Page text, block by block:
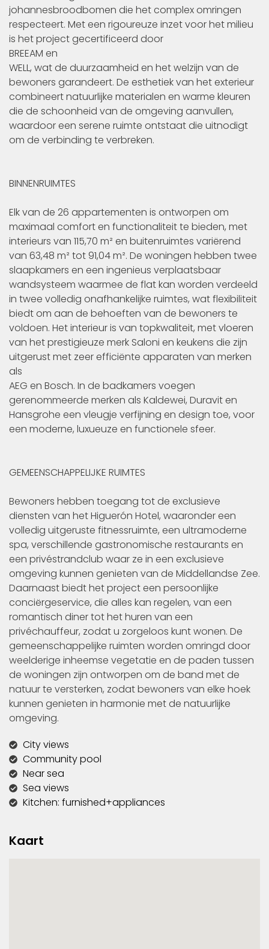
johannesbroodbomen die het complex omringen
respecteert. Met een rigoureuze inzet voor het milieu
is het project gecertificeerd door
BREEAM en
WELL, wat de duurzaamheid en het welzijn van de
bewoners garandeert. De esthetiek van het exterieur
combineert natuurlijke materialen en warme kleuren
die de schoonheid van de omgeving aanvullen,
waardoor een serene ruimte ontstaat die uitnodigt
om de verbinding te verbreken.
BINNENRUIMTES
Elk van de 26 appartementen is ontworpen om
maximaal comfort en functionaliteit te bieden, met
interieurs van 115,70 m² en buitenruimtes variërend
van 63,48 m² tot 91,04 m². De woningen hebben twee
slaapkamers en een ingenieus verplaatsbaar
wandsysteem waarmee de flat kan worden verdeeld
in twee volledig onafhankelijke ruimtes, wat flexibiliteit
biedt om aan de behoeften van de bewoners te
voldoen. Het interieur is van topkwaliteit, met vloeren
van het prestigieuze merk Saloni en keukens die zijn
uitgerust met zeer efficiënte apparaten van merken
als
AEG en Bosch. In de badkamers voegen
gerenommeerde merken als Kaldewei, Duravit en
Hansgrohe een vleugje verfijning en design toe, voor
een moderne, luxueuze en functionele sfeer.
GEMEENSCHAPPELIJKE RUIMTES
Bewoners hebben toegang tot de exclusieve
diensten van het Higuerón Hotel, waaronder een
volledig uitgeruste fitnessruimte, een ultramoderne
spa, verschillende gastronomische restaurants en
een privéstrandclub waar ze in een exclusieve
omgeving kunnen genieten van de Middellandse Zee.
Daarnaast biedt het project een persoonlijke
conciërgeservice, die alles kan regelen, van een
romantisch diner tot het huren van een
privéchauffeur, zodat u zorgeloos kunt wonen. De
gemeenschappelijke ruimten worden omringd door
weelderige inheemse vegetatie en de paden tussen
de woningen zijn ontworpen om de band met de
natuur te versterken, zodat bewoners van elke hoek
kunnen genieten in harmonie met de natuurlijke
omgeving.
City views
Community pool
Near sea
Sea views
Kitchen: furnished+appliances
Kaart